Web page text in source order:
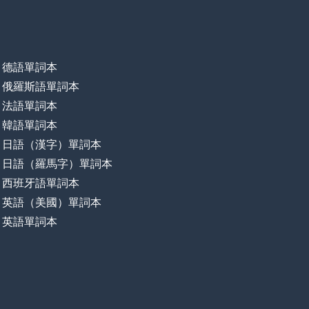
德語單詞本
俄羅斯語單詞本
法語單詞本
韓語單詞本
日語（漢字）單詞本
日語（羅馬字）單詞本
西班牙語單詞本
英語（美國）單詞本
英語單詞本